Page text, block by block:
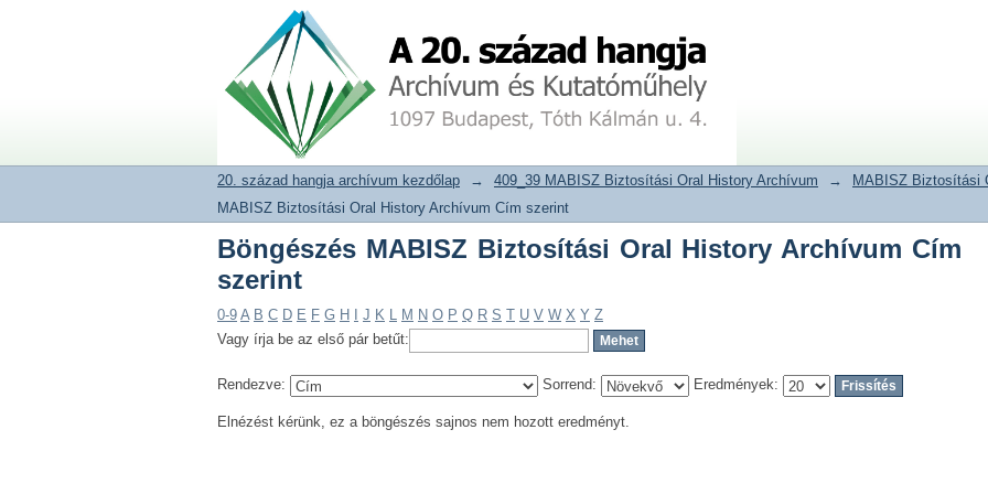
Böngészés MABISZ Biztosítási Oral History Archívum Cím
20. század hangja archívum adattár
20. század hangja archívum kezdőlap → 409_39 MABISZ Biztosítási Oral History Archívum → MABISZ Biztosítási
MABISZ Biztosítási Oral History Archívum Cím szerint
Böngészés MABISZ Biztosítási Oral History Archívum Cím
szerint
0-9 A B C D E F G H J K L M N O P Q R S T U V W X Y Z
Vagy írja be az első pár betűt:
Rendezve: Sorrend: Eredmények:
Elnézést kérünk, ez a böngészés sajnos nem hozott eredményt.